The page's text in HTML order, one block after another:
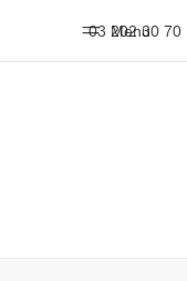
Menu
03 202 30 70